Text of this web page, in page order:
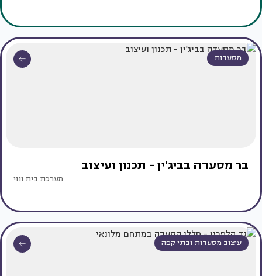
מסעדות
בר מסעדה בביג'ין - תכנון ועיצוב
מערכת בית ונוי
עיצוב מסעדות ובתי קפה